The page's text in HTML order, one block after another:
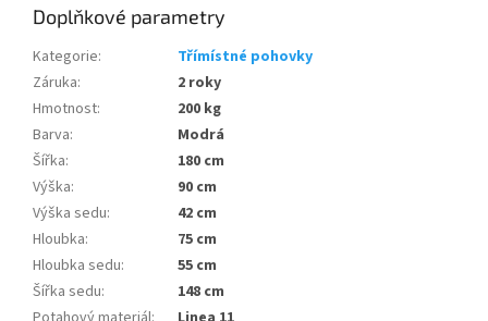
Doplňkové parametry
Kategorie:
Třímístné pohovky
Záruka:
2 roky
Hmotnost:
200 kg
Barva:
Modrá
Šířka:
180 cm
Výška:
90 cm
Výška sedu:
42 cm
Hloubka:
75 cm
Hloubka sedu:
55 cm
Šířka sedu:
148 cm